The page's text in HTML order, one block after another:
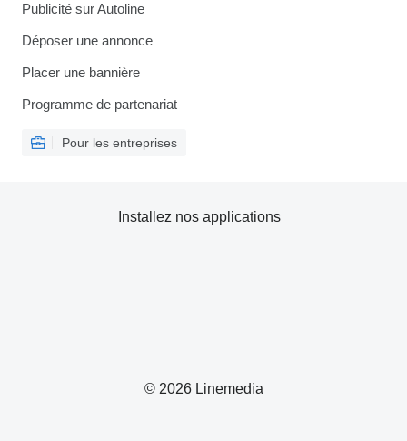
Publicité sur Autoline
Déposer une annonce
Placer une bannière
Programme de partenariat
Pour les entreprises
© 2026 Linemedia
Installez nos applications